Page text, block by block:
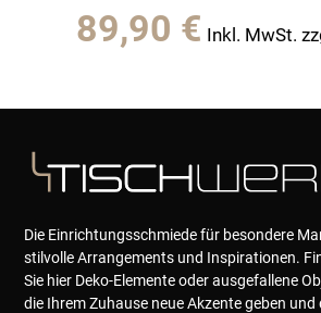
89,90 € Inkl. MwSt.
Die Einrichtungsschmiede für besondere
stilvolle Arrangements und Inspirationen.
Sie hier Deko-Elemente oder ausgefallene
die Ihrem Zuhause neue Akzente geben und